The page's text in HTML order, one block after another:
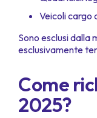
Veicoli cargo
Sono esclusi dalla
esclusivamente
Come
2025?